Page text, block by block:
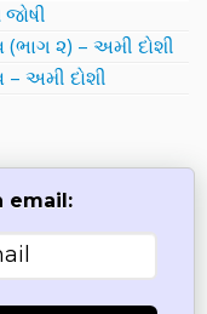
૨) – અમી દોશી
અમી દોશી
email: